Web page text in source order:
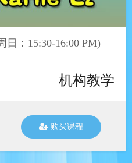
日：15:30-16:00 PM)
机构教学
购买课程